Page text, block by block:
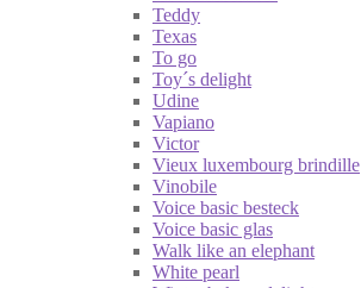
Teddy
Texas
To go
Toy´s delight
Udine
Vapiano
Victor
Vieux luxembourg brindille
Vinobile
Voice basic besteck
Voice basic glas
Walk like an elephant
White pearl